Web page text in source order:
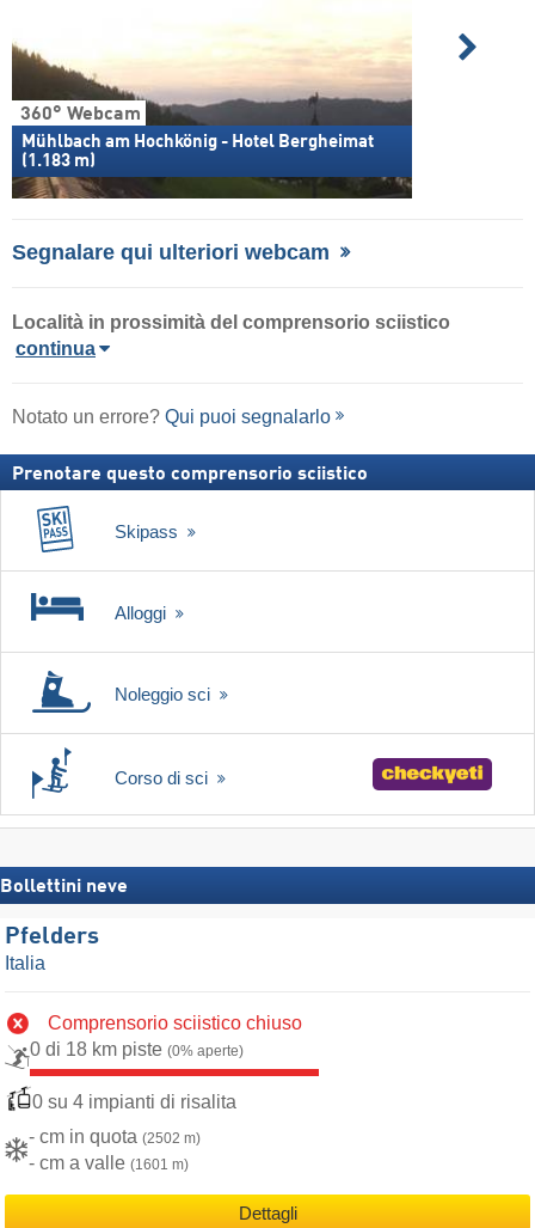
360° Webcam
Mühlbach am Hochkönig - Hotel Bergheimat
(1.183 m)
Segnalare qui ulteriori webcam
Località in prossimità del comprensorio sciistico
continua
Notato un errore? Qui puoi segnalarlo
Prenotare questo comprensorio sciistico
Skipass
Alloggi
Noleggio sci
Corso di sci
Bollettini neve
Pfelders
Italia
Comprensorio sciistico chiuso
0 di 18 km piste (0% aperte)
0 su 4 impianti di risalita
- cm in quota (2502 m)
- cm a valle (1601 m)
Dettagli